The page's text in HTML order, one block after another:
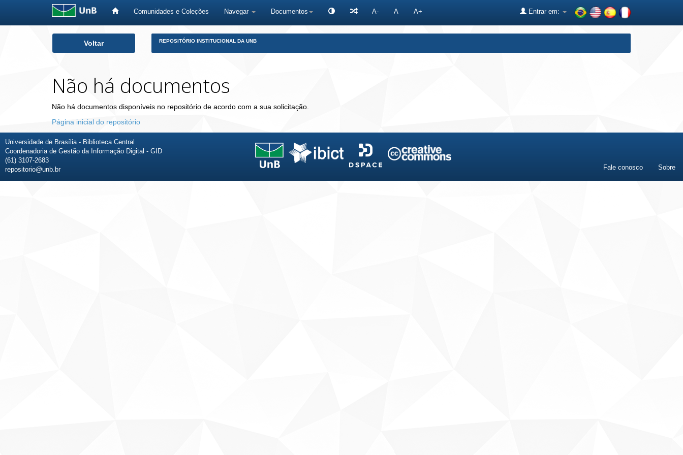
Comunidades e Coleções Navegar Documentos A- A A+ Entrar em:
Voltar REPOSITÓRIO INSTITUCIONAL DA UNB
Não há documentos
Não há documentos disponíveis no repositório de acordo com a sua solicitação.
Página inicial do repositório
Universidade de Brasília - Biblioteca Central
Coordenadoria de Gestão da Informação Digital - GID
(61) 3107-2683
repositorio@unb.br
Fale conosco Sobre